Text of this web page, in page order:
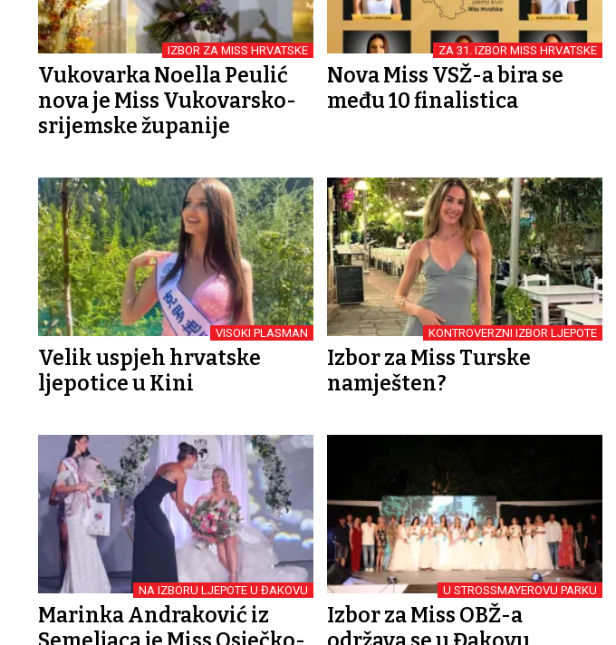
IZBOR ZA MISS HRVATSKE
Vukovarka Noella Peulić
nova je Miss Vukovarsko-
srijemske županije
ZA 31. IZBOR MISS HRVATSKE
Nova Miss VSŽ-a bira se
među 10 finalistica
VISOKI PLASMAN
Velik uspjeh hrvatske
ljepotice u Kini
KONTROVERZNI IZBOR LJEPOTE
Izbor za Miss Turske
namješten?
NA IZBORU LJEPOTE U ĐAKOVU
Marinka Andraković iz
U STROSSMAYEROVU PARKU
Izbor za Miss OBŽ-a